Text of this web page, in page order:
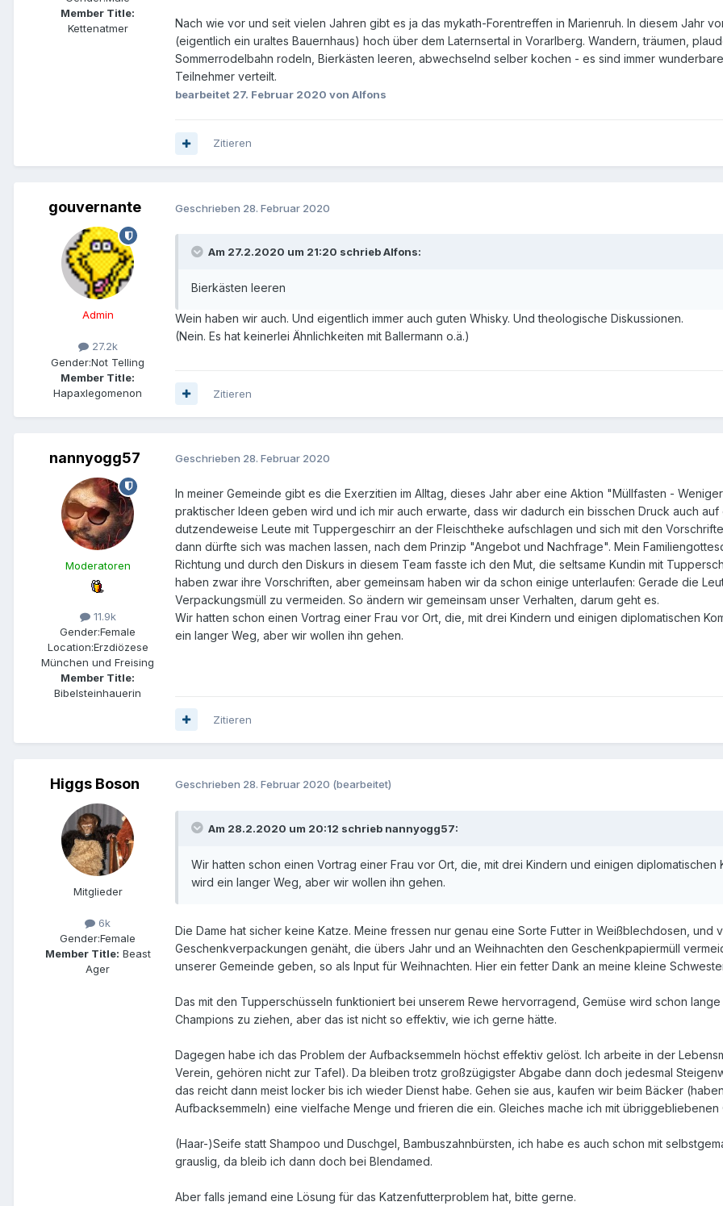
Member Title:
Kettenatmer
Nach wie vor und seit vielen Jahren gibt es ja das mykath-Forentreffen in Marienruh. In diesem Jahr
(eigentlich ein uraltes Bauernhaus) hoch über dem Laternsertal in Vorarlberg. Wandern, träumen,
Sommerrodelbahn rodeln, Bierkästen leeren, abwechselnd selber kochen - es sind immer
Teilnehmer verteilt.
bearbeitet 27. Februar 2020 von Alfons
Zitieren
gouvernante
Admin
27.2k
Gender:Not Telling
Member Title:
Hapaxlegomenon
Geschrieben 28. Februar 2020
Am 27.2.2020 um 21:20 schrieb Alfons:
Bierkästen leeren
Wein haben wir auch. Und eigentlich immer auch guten Whisky. Und theologische Diskussionen.
(Nein. Es hat keinerlei Ähnlichkeiten mit Ballermann o.ä.)
Zitieren
nannyogg57
Moderatoren
11.9k
Gender:Female
Location:Erzdiözese
München und Freising
Member Title:
Bibelsteinhauerin
Geschrieben 28. Februar 2020
In meiner Gemeinde gibt es die Exerzitien im Alltag, dieses Jahr aber eine Aktion "Müllfasten -
praktischer Ideen geben wird und ich mir auch erwarte, dass wir dadurch ein bisschen Druck auch
dutzendeweise Leute mit Tuppergeschirr an der Fleischtheke aufschlagen und sich mit den
dann dürfte sich was machen lassen, nach dem Prinzip "Angebot und Nachfrage". Mein
Richtung und durch den Diskurs in diesem Team fasste ich den Mut, die seltsame Kundin mit
haben zwar ihre Vorschriften, aber gemeinsam haben wir da schon einige unterlaufen: Gerade die
Verpackungsmüll zu vermeiden. So ändern wir gemeinsam unser Verhalten, darum geht es.
Wir hatten schon einen Vortrag einer Frau vor Ort, die, mit drei Kindern und einigen diplomatischen
ein langer Weg, aber wir wollen ihn gehen.
Zitieren
Higgs Boson
Mitglieder
6k
Gender:Female
Member Title: Beast
Ager
Geschrieben 28. Februar 2020 (bearbeitet)
Am 28.2.2020 um 20:12 schrieb nannyogg57:
Wir hatten schon einen Vortrag einer Frau vor Ort, die, mit drei Kindern und einigen
wird ein langer Weg, aber wir wollen ihn gehen.
Die Dame hat sicher keine Katze. Meine fressen nur genau eine Sorte Futter in Weißblechdosen, und
Geschenkverpackungen genäht, die übers Jahr und an Weihnachten den Geschenkpapiermüll
unserer Gemeinde geben, so als Input für Weihnachten. Hier ein fetter Dank an meine kleine
Das mit den Tupperschüsseln funktioniert bei unserem Rewe hervorragend, Gemüse wird schon
Champions zu ziehen, aber das ist nicht so effektiv, wie ich gerne hätte.
Dagegen habe ich das Problem der Aufbacksemmeln höchst effektiv gelöst. Ich arbeite in der
Verein, gehören nicht zur Tafel). Da bleiben trotz großzügigster Abgabe dann doch jedesmal
das reicht dann meist locker bis ich wieder Dienst habe. Gehen sie aus, kaufen wir beim Bäcker
Aufbacksemmeln) eine vielfache Menge und frieren die ein. Gleiches mache ich mit übriggebliebenen
(Haar-)Seife statt Shampoo und Duschgel, Bambuszahnbürsten, ich habe es auch schon mit
grauslig, da bleib ich dann doch bei Blendamed.
Aber falls jemand eine Lösung für das Katzenfutterproblem hat, bitte gerne.